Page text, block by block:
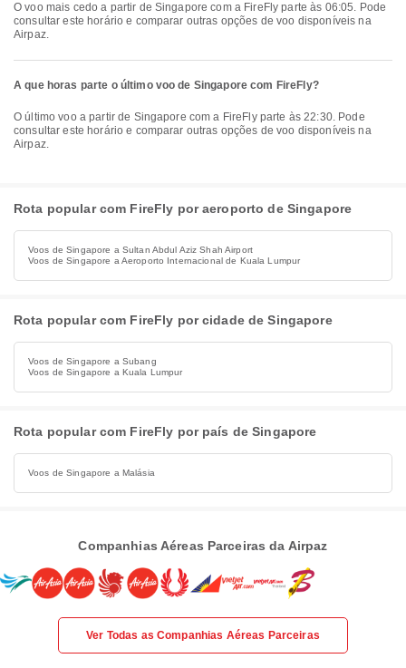
O voo mais cedo a partir de Singapore com a FireFly parte às 06:05. Pode
consultar este horário e comparar outras opções de voo disponíveis na
Airpaz.
A que horas parte o último voo de Singapore com FireFly?
O último voo a partir de Singapore com a FireFly parte às 22:30. Pode
consultar este horário e comparar outras opções de voo disponíveis na
Airpaz.
Rota popular com FireFly por aeroporto de Singapore
Voos de Singapore a Sultan Abdul Aziz Shah Airport
Voos de Singapore a Aeroporto Internacional de Kuala Lumpur
Rota popular com FireFly por cidade de Singapore
Voos de Singapore a Subang
Voos de Singapore a Kuala Lumpur
Rota popular com FireFly por país de Singapore
Voos de Singapore a Malásia
Companhias Aéreas Parceiras da Airpaz
Ver Todas as Companhias Aéreas Parceiras